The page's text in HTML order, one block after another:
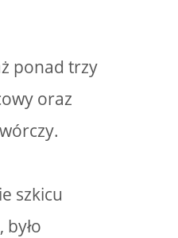
ponad trzy
oraz
szkicu